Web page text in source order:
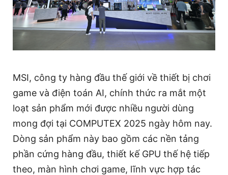
MSI, công ty hàng đầu thế giới về thiết bị chơi
game và điện toán AI, chính thức ra mắt một
loạt sản phẩm mới được nhiều người dùng
mong đợi tại COMPUTEX 2025 ngày hôm nay.
Dòng sản phẩm này bao gồm các nền tảng
phần cứng hàng đầu, thiết kế GPU thế hệ tiếp
theo, màn hình chơi game, lĩnh vực hợp tác